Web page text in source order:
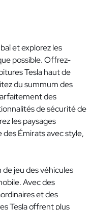
et explorez les
possible. Offrez-
Tesla haut de
du summum des
des
de sécurité de
les paysages
Émirats avec style,
jeu des véhicules
Avec des
et des
Tesla offrent plus